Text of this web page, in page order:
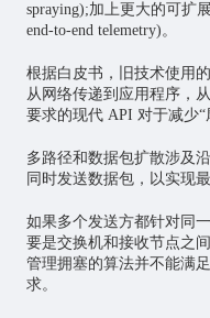
spraying);加上更大的可扩
end-to-end telemetry)。
根据白皮书，旧技术使用
从网络传递到应用程序，
要求的现代 API 对于减少“
多路径和数据包扩散涉及
同时发送数据包，以实现最
如果多个发送方都针对同
要是交换机和接收节点之
管理拥塞的算法并不能满
求。